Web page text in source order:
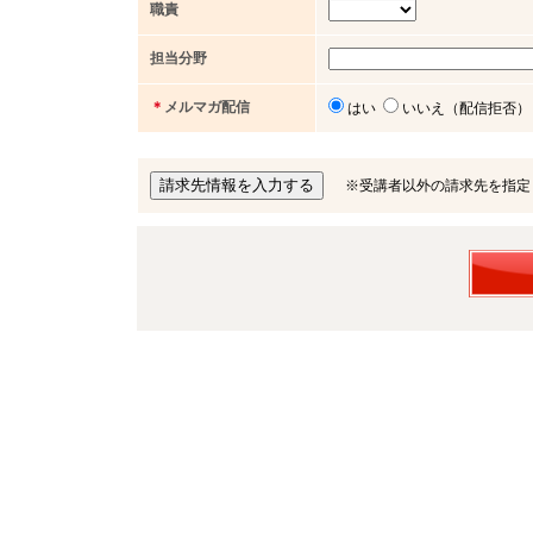
職責
担当分野
＊ メルマガ配信 はい いいえ（配信拒否）
※受講者以外の請求先を指定